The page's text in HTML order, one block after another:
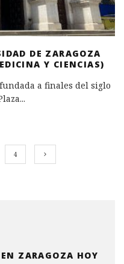
DE ZARAGOZA
Y CIENCIAS)
a finales del siglo
...
4
EN ZARAGOZA HOY